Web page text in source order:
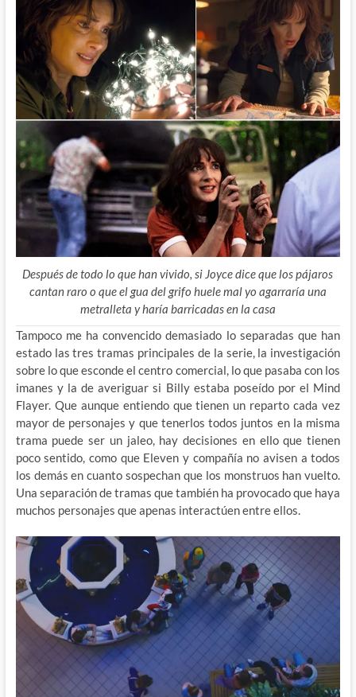
Después de todo lo que han vivido, si Joyce dice que los pájaros
cantan raro o que el gua del grifo huele mal yo agarraría una
metralleta y haría barricadas en la casa
Tampoco me ha convencido demasiado lo separadas que han
estado las tres tramas principales de la serie, la investigación
sobre lo que esconde el centro comercial, lo que pasaba con los
imanes y la de averiguar si Billy estaba poseído por el Mind
Flayer. Que aunque entiendo que tienen un reparto cada vez
mayor de personajes y que tenerlos todos juntos en la misma
trama puede ser un jaleo, hay decisiones en ello que tienen
poco sentido, como que Eleven y compañía no avisen a todos
los demás en cuanto sospechan que los monstruos han vuelto.
Una separación de tramas que también ha provocado que haya
muchos personajes que apenas interactúen entre ellos.